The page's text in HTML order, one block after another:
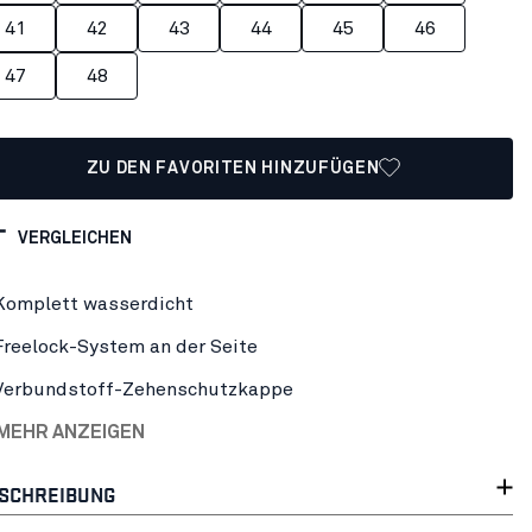
41 42 43 44 45 46
47 48
ZU DEN FAVORITEN HINZUFÜGEN
VERGLEICHEN
wasserdicht
System an der Seite
Zehenschutzkappe
ANZEIGEN